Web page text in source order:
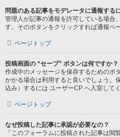
問題のある記事をモデレータに通報する
管理人が記事の通報を許可している場合
す。そのボタンをクリックすれば通報ペ
ページトップ
投稿画面の “セーブ” ボタンは何ですか？
作成中のメッセージを保存するためのボ
かかる場合は利用すると良いでしょう。
込み）するには ユーザーCP へ入室してく
ページトップ
なぜ投稿した記事に承認が必要なの？
「このフォーラムに投稿された記事は